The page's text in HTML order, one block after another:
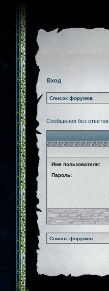
Вход
Список форумов
Сообщения без ответов
Имя пользователя:
Пароль:
Список форумов